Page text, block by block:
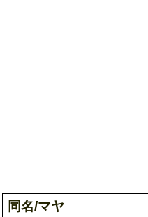
同名/マヤ